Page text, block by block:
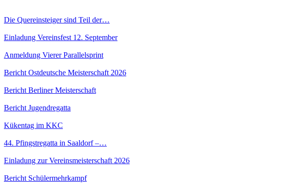
Die Quereinsteiger sind Teil der…
Einladung Vereinsfest 12. September
Anmeldung Vierer Parallelsprint
Bericht Ostdeutsche Meisterschaft 2026
Bericht Berliner Meisterschaft
Bericht Jugendregatta
Kükentag im KKC
44. Pfingstregatta in Saaldorf –…
Einladung zur Vereinsmeisterschaft 2026
Bericht Schülermehrkampf